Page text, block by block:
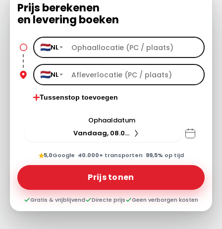
Prijs berekenen
en levering boeken
NL
NL
Tussenstop toevoegen
Ophaaldatum
Vandaag, 08.08.26
★5,0Google· 40.000+ transporten· 99,5% op tijd
Prijs tonen
Gratis & vrijblijvend Directe prijs Geen verborgen kosten